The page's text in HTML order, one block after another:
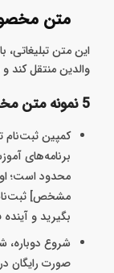
متن
این متن‌
والدین منتقل کند و
5 نمونه متن مخصوص کمپین ثبت‌نام ترم جدید
کمپین ثبت‌نام
برنامه‌های
محدود است؛
مشخص] ثبت‌نام
بگیرید و
شروع دوباره،
صورت رایگان